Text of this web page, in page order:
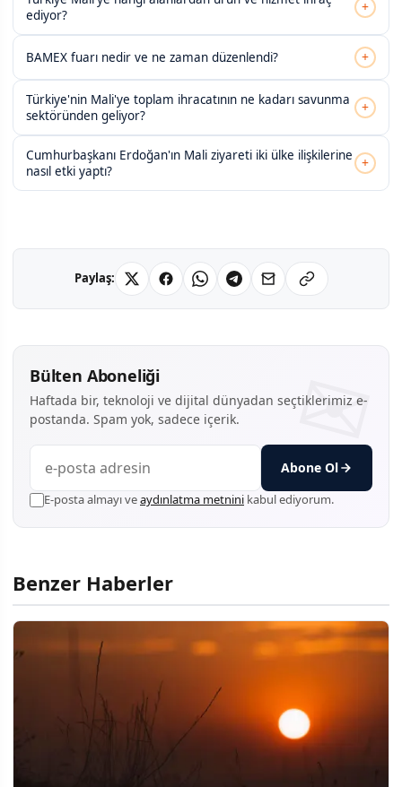
ediyor?
+
BAMEX fuarı nedir ve ne zaman düzenlendi? +
Türkiye'nin Mali'ye toplam ihracatının ne kadarı savunma
sektöründen geliyor?
+
Cumhurbaşkanı Erdoğan'ın Mali ziyareti iki ülke ilişkilerine
nasıl etki yaptı?
+
Paylaş:
Bülten Aboneliği
Haftada bir, teknoloji ve dijital dünyadan seçtiklerimiz e-
postanda. Spam yok, sadece içerik.
Abone Ol
E-posta almayı veaydınlatma metnini kabul ediyorum.
Benzer Haberler